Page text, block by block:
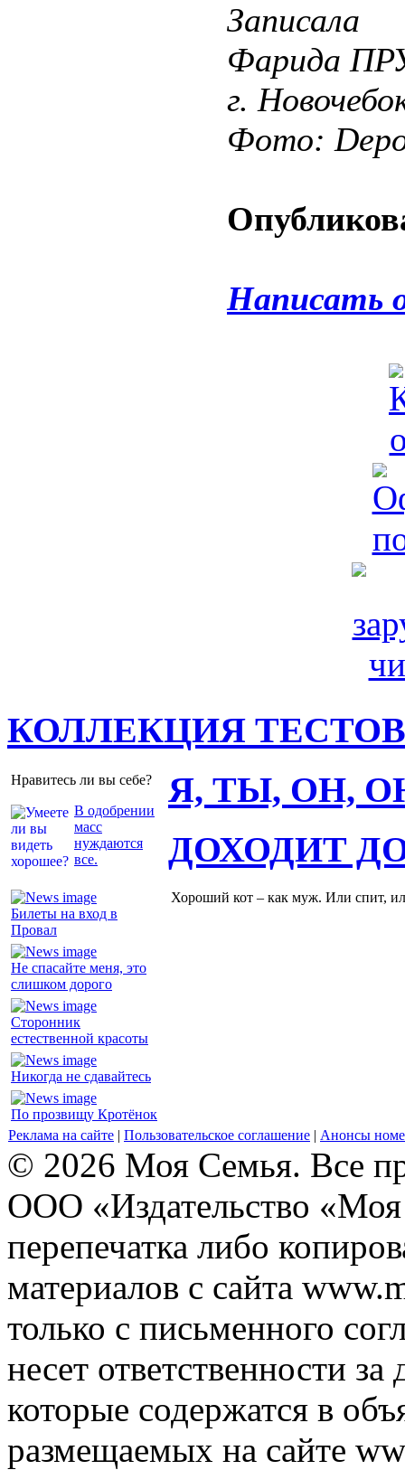
Записала
Фарида
г.
Фото:
Написать
КОЛЛЕКЦИЯ ТЕСТОВ
Нравитесь ли вы себе?
В одобрении
масс
нуждаются
все.
Я, ТЫ, ОН,
Билеты на вход в
Провал
Не спасайте меня, это
слишком дорого
Сторонник
естественной красоты
Никогда не сдавайтесь
По прозвищу Кротёнок
ДОХОДИТ
Хороший кот – как муж. Или спит,
Реклама на сайте | Пользовательское соглашение | Анонсы
© 2026 Моя Семья. Все
ООО «Издательство
перепечатка либо
материалов с сайта
только с письменного
несет ответственности
которые содержатся в
размещаемых на сайте